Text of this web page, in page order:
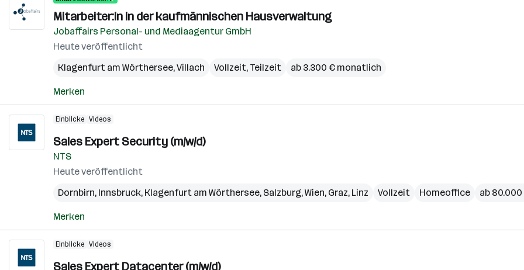
Mitarbeiter:in in der kaufmännischen Hausverwaltung
Jobaffairs Personal- und Mediaagentur GmbH
Heute veröffentlicht
Klagenfurt am Wörthersee,Villach Vollzeit, Teilzeit ab 3.300 € monatlich
Merken
Einblicke Videos
Sales Expert Security (m/w/d)
NTS
Heute veröffentlicht
Dornbirn, Innsbruck, Klagenfurt am Wörthersee, Salzburg,Wien, Graz, Linz Vollzeit Homeoffice ab
Merken
Einblicke Videos
Sales Expert Datacenter (m/w/d)